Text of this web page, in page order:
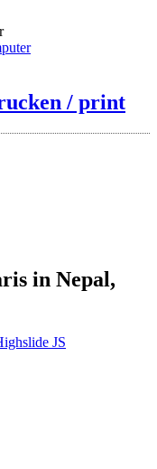
in Nepal,